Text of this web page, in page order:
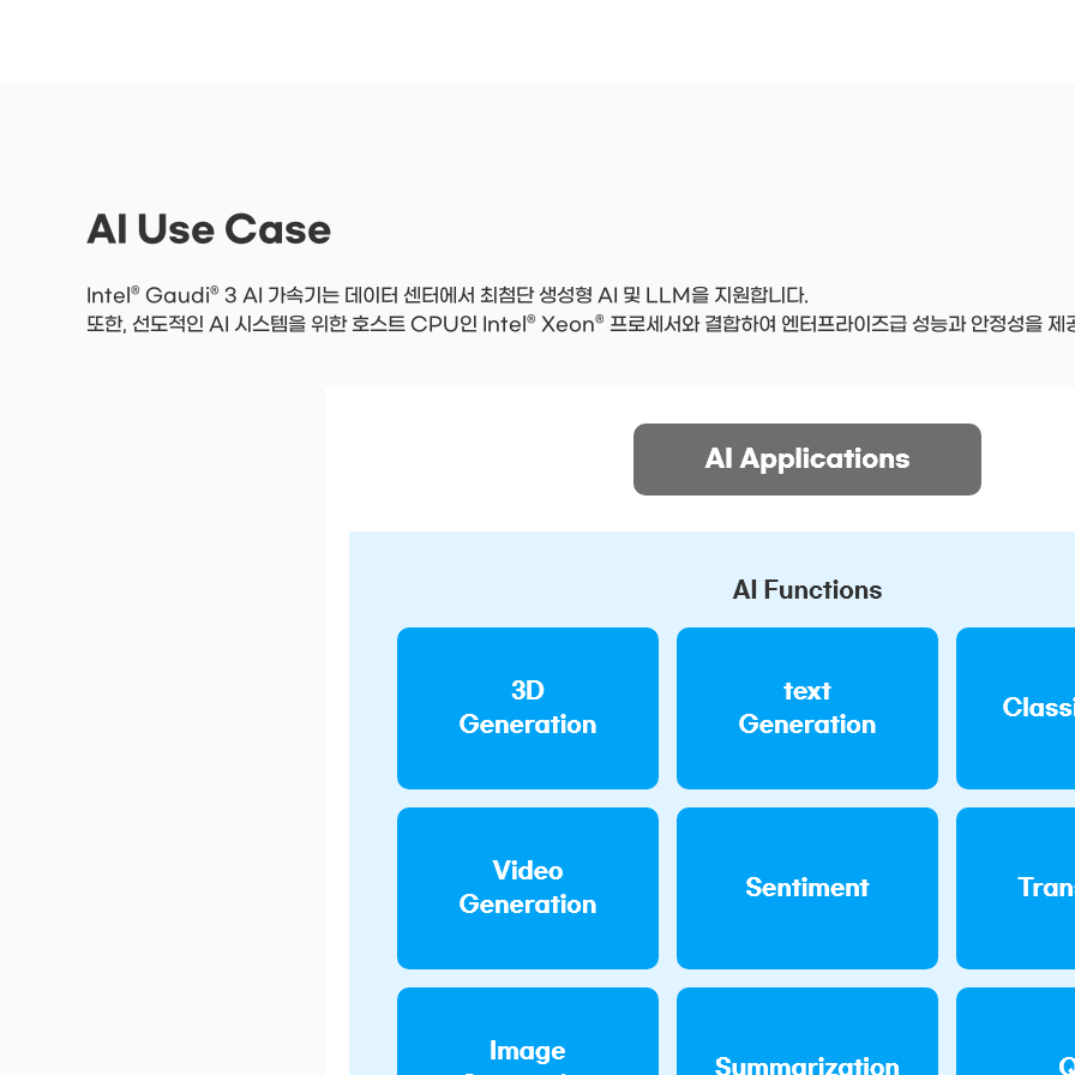
AI Use Case
Intel® Gaudi® 3 AI 가속기는 데이터 센터에서 최첨단 생성형 AI 및 LLM을 지원합니다.
또한, 선도적인 AI 시스템을 위한 호스트 CPU인 Intel® Xeon® 프로세서와 결합하여 엔터프라이즈급 성능과 안정성을 제